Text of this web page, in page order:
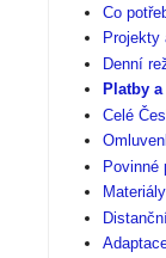
Co
Projekty
Denní
Platby
Celé
Povinné